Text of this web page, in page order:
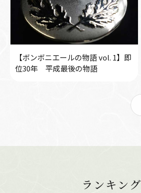
【ボンボニエールの物語 vol. 1】即
位30年 平成最後の物語
ランキング